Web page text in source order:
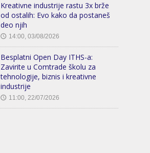
Kreativne industrije rastu 3x brže
od ostalih: Evo kako da postaneš
deo njih
🕔 14:00, 03/08/2026
Besplatni Open Day ITHS-a:
Zavirite u Comtrade školu za
tehnologije, biznis i kreativne
industrije
🕔 11:00, 22/07/2026